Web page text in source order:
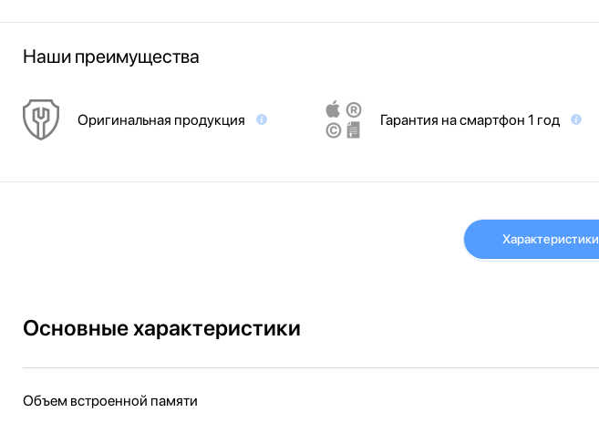
Наши преимущества
Оригинальная продукция Гарантия на смартфон 1 год
Характеристики
Основные характеристики
Объем встроенной памяти